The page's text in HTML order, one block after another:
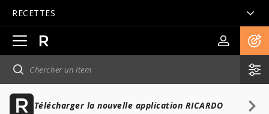
RECETTES
Ouvrir
la
navigation
principale
Télécharger la nouvelle application RICARDO